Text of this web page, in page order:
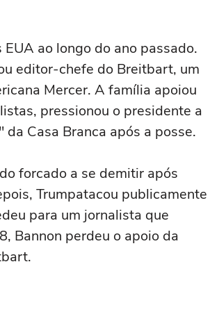
ao longo do ano passado.
editor-chefe do Breitbart, um
Mercer. A família apoiou
pressionou o presidente a
Casa Branca após a posse.
forcado a se demitir após
Trumpatacou publicamente
para um jornalista que
Bannon perdeu o apoio da